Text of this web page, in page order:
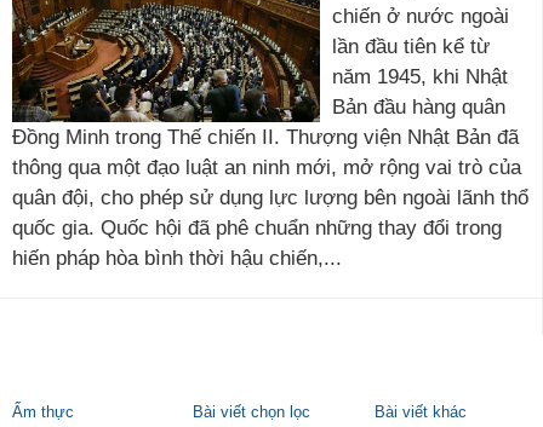
chiến ở nước ngoài
lần đầu tiên kể từ
năm 1945, khi Nhật
Bản đầu hàng quân
Đồng Minh trong Thế chiến II. Thượng viện Nhật Bản đã
thông qua một đạo luật an ninh mới, mở rộng vai trò của
quân đội, cho phép sử dụng lực lượng bên ngoài lãnh thổ
quốc gia. Quốc hội đã phê chuẩn những thay đổi trong
hiến pháp hòa bình thời hậu chiến,...
Ẩm thực Bài viết chọn lọc
Bài viết khác